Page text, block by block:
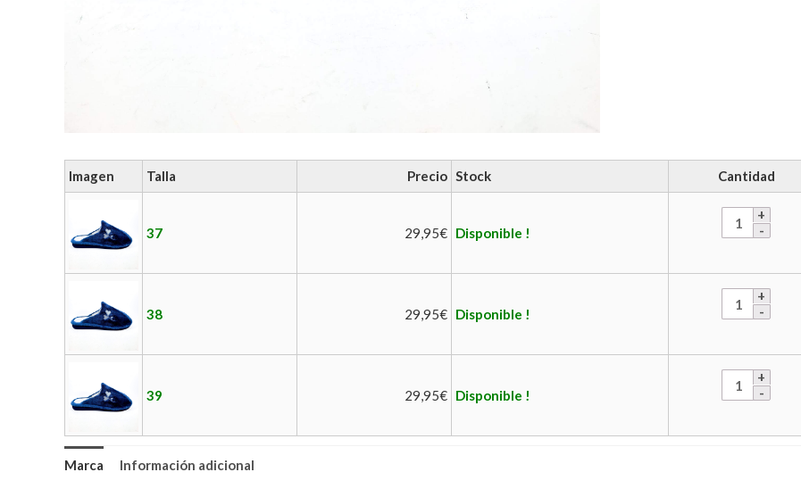
Imagen Talla Precio Stock Cantidad
37 29,95€ Disponible !
38 29,95€ Disponible !
39 29,95€ Disponible !
Marca Información adicional